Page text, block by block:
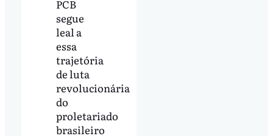
PCB
segue
leal a
essa
trajetória
de luta
revolucionária
do
proletariado
brasileiro